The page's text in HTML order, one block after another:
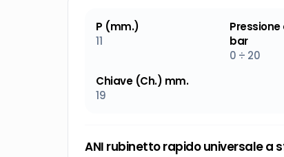
P (mm.)
11
bar
0 ÷ 20
Chiave (Ch.) mm.
19
ANI rubinetto rapido universale a